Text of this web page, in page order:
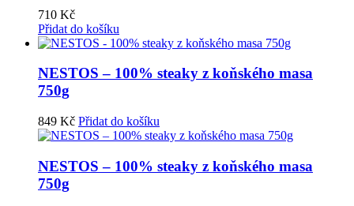
710 Kč
Přidat do košíku
NESTOS – 100% steaky z koňského masa
750g
849 Kč Přidat do košíku
NESTOS – 100% steaky z koňského masa
750g